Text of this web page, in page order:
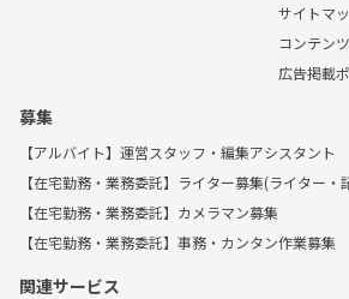
サイトマ
コンテン
広告掲載
募集
【アルバイト】運営スタッフ・編集アシスタント
【在宅勤務・業務委託】ライター募集(ライター・
【在宅勤務・業務委託】カメラマン募集
【在宅勤務・業務委託】事務・カンタン作業募集
関連サービス